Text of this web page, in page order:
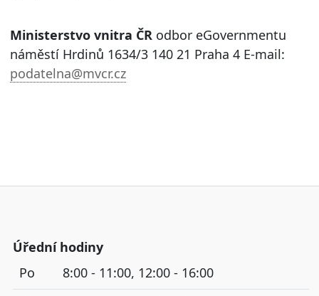
Ministerstvo vnitra ČRodbor eGovernmentu
náměstí Hrdinů 1634/3 140 21 Praha 4 E-mail:
podatelna@mvcr.cz
Úřední hodiny
Po
8:00 - 11:00, 12:00 - 16:00